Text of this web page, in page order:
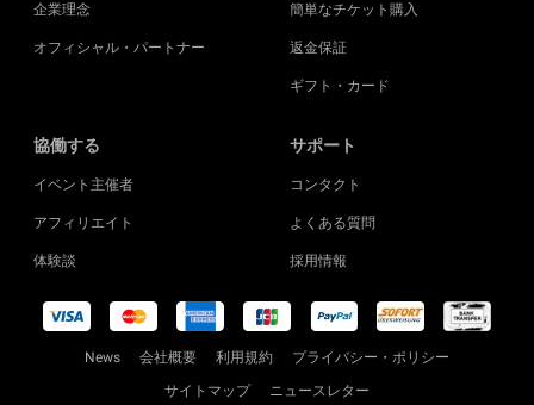
企業理念
オフィシャル・パートナー
簡単なチケット購入
返金保証
ギフト・カード
協働する
イベント主催者
アフィリエイト
体験談
サポート
コンタクト
よくある質問
採用情報
News 会社概要 利用規約
プライバシー・ポリシー
サイトマップ
ニュースレター